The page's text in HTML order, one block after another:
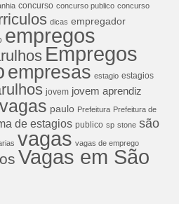
concurso concurso publico concurso
dicas empregador
empregos
Empregos
empresas estagio estagios
jovem jovem aprendiz
paulo Prefeitura Prefeitura de
de estagios publico sp stone são
vagas vagas de emprego
Vagas em São